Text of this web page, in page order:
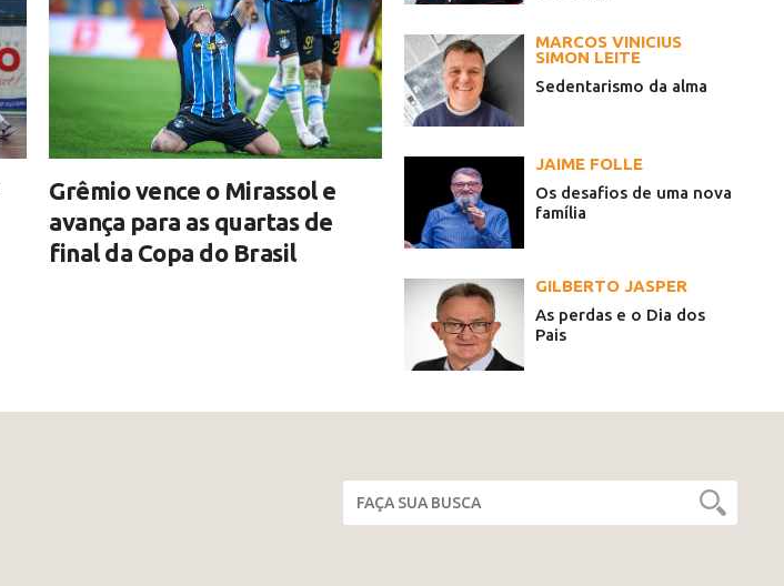
Grêmio vence o Mirassol e
avança para as quartas de
final da Copa do Brasil
MARCOS VINICIUS
SIMON LEITE
Sedentarismo da alma
JAIME FOLLE
Os desafios de uma nova
família
GILBERTO JASPER
As perdas e o Dia dos
Pais